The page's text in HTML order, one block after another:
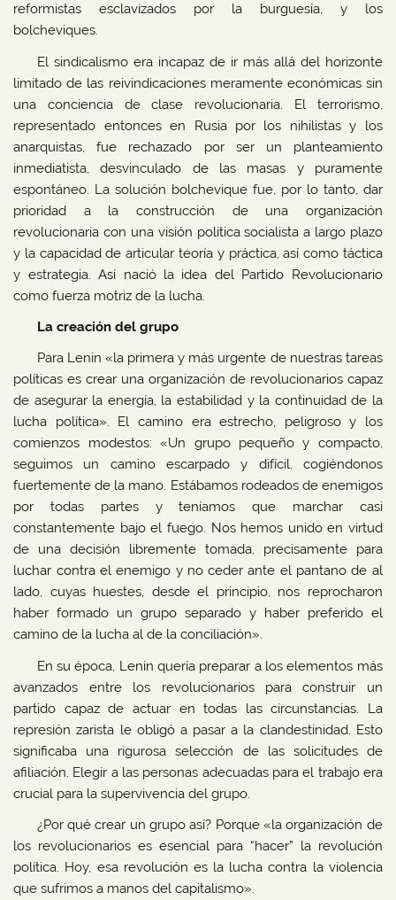
reformistas esclavizados por la burguesía, y los
bolcheviques.
El sindicalismo era incapaz de ir más allá del horizonte
limitado de las reivindicaciones meramente económicas sin
una conciencia de clase revolucionaria. El terrorismo,
representado entonces en Rusia por los nihilistas y los
anarquistas, fue rechazado por ser un planteamiento
inmediatista, desvinculado de las masas y puramente
espontáneo. La solución bolchevique fue, por lo tanto, dar
prioridad a la construcción de una organización
revolucionaria con una visión política socialista a largo plazo
y la capacidad de articular teoría y práctica, así como táctica
y estrategia. Así nació la idea del Partido Revolucionario
como fuerza motriz de la lucha.
La creación del grupo
Para Lenin «la primera y más urgente de nuestras tareas
políticas es crear una organización de revolucionarios capaz
de asegurar la energía, la estabilidad y la continuidad de la
lucha política». El camino era estrecho, peligroso y los
comienzos modestos: «Un grupo pequeño y compacto,
seguimos un camino escarpado y difícil, cogiéndonos
fuertemente de la mano. Estábamos rodeados de enemigos
por todas partes y teníamos que marchar casi
constantemente bajo el fuego. Nos hemos unido en virtud
de una decisión libremente tomada, precisamente para
luchar contra el enemigo y no ceder ante el pantano de al
lado, cuyas huestes, desde el principio, nos reprocharon
haber formado un grupo separado y haber preferido el
camino de la lucha al de la conciliación».
En su época, Lenin quería preparar a los elementos más
avanzados entre los revolucionarios para construir un
partido capaz de actuar en todas las circunstancias. La
represión zarista le obligó a pasar a la clandestinidad. Esto
significaba una rigurosa selección de las solicitudes de
afiliación. Elegir a las personas adecuadas para el trabajo era
crucial para la supervivencia del grupo.
¿Por qué crear un grupo así? Porque «la organización de
los revolucionarios es esencial para “hacer” la revolución
política. Hoy, esa revolución es la lucha contra la violencia
que sufrimos a manos del capitalismo».